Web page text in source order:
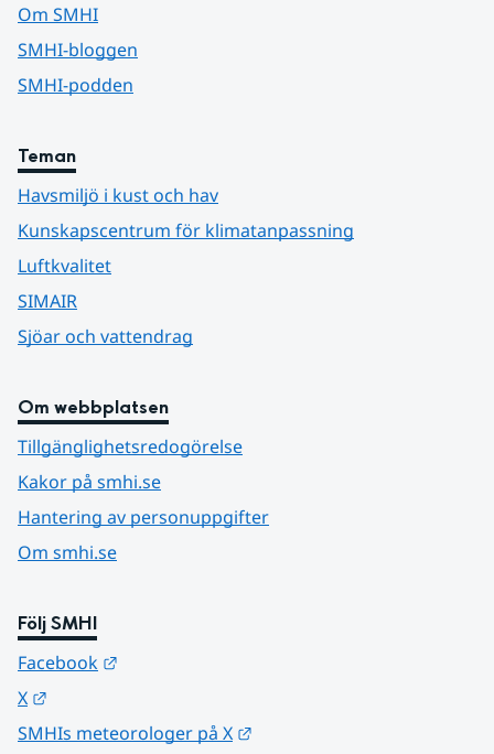
Om SMHI
SMHI-bloggen
SMHI-podden
Teman
Havsmiljö i kust och hav
Kunskapscentrum för klimatanpassning
Luftkvalitet
SIMAIR
Sjöar och vattendrag
Om webbplatsen
Tillgänglighetsredogörelse
Kakor på smhi.se
Hantering av personuppgifter
Om smhi.se
Följ SMHI
Facebook
X
SMHIs meteorologer på X